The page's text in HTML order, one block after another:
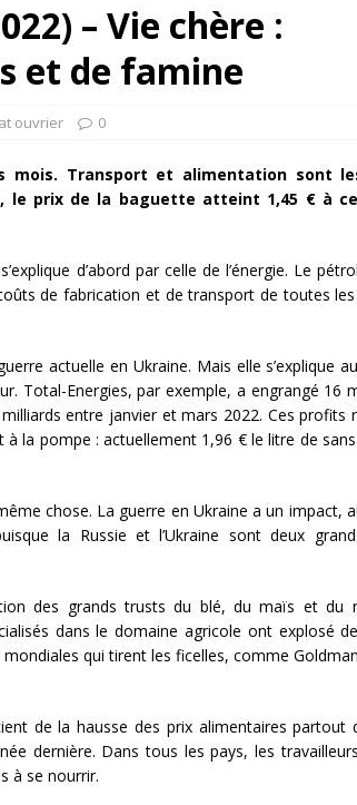
– Vie chère :
et de famine
ouvrier 0
mois. Transport et alimentation sont
le prix de la baguette atteint 1,45 € à
d’abord par celle de l’énergie. Le
de fabrication et de transport de toutes
actuelle en Ukraine. Mais elle s’explique
Total-Energies, par exemple, a engrangé 16
entre janvier et mars 2022. Ces profits
la pompe : actuellement 1,96 € le litre de
chose. La guerre en Ukraine a un impact,
la Russie et l’Ukraine sont deux
des grands trusts du blé, du maïs et du
dans le domaine agricole ont explosé
qui tirent les ficelles, comme
de la hausse des prix alimentaires partout
dernière. Dans tous les pays, les
à se nourrir.